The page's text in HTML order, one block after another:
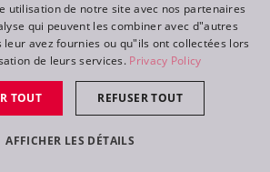
DE
RU
utilisation de notre site avec nos partenaires
qui peuvent les combiner avec d"autres
leur avez fournies ou qu"ils ont collectées lors
de leurs services. Privacy Policy
TOUT REFUSER TOUT
AFFICHER LES DÉTAILS